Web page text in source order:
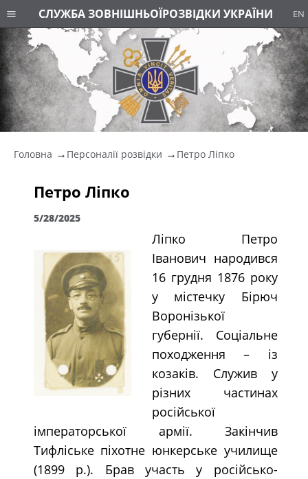
СЛУЖБА ЗОВНІШНЬОЇРОЗВІДКИ УКРАЇНИ EN
Головна Персоналії розвідки Петро Ліпко
Петро Ліпко
5/28/2025
Ліпко Петро
Іванович народився
16 грудня 1876 року
у містечку Бірюч
Воронізької
губернії. Соціальне
походження – із
козаків. Служив у
різних частинах
російської
імператорської армії. Закінчив
Тифліське піхотне юнкерське училище
(1899 р.). Брав участь у російсько-